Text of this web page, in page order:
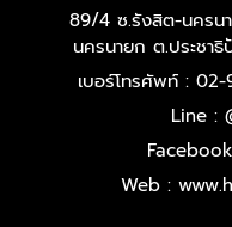
89/4 ซ.รังสิต-นครน
นครนายก ต.ประชา
เบอร์โทรศัพท์ :
Line :
Web :